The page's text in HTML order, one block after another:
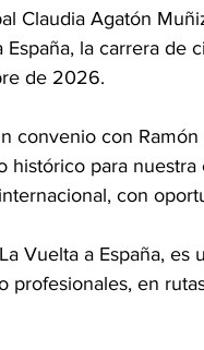
España, la carrera de
de 2026.
convenio con
histórico para
con
Vuelta a España,
profesionales, en